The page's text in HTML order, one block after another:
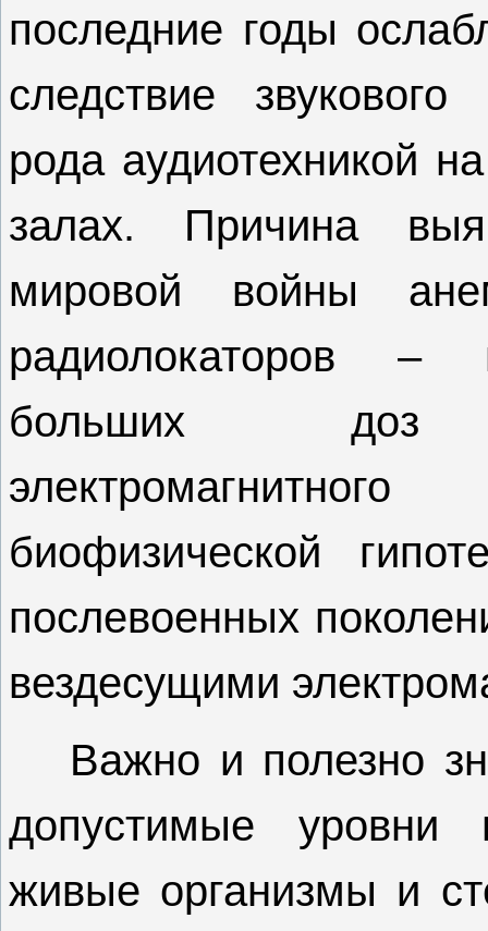
последние годы
следствие звукового
рода аудиотехникой
залах. Причина
мировой войны
радиолокаторов –
больших доз
биофизической
послевоенных
вездесущими
Важно и полезно
допустимые уровни
живые организмы и